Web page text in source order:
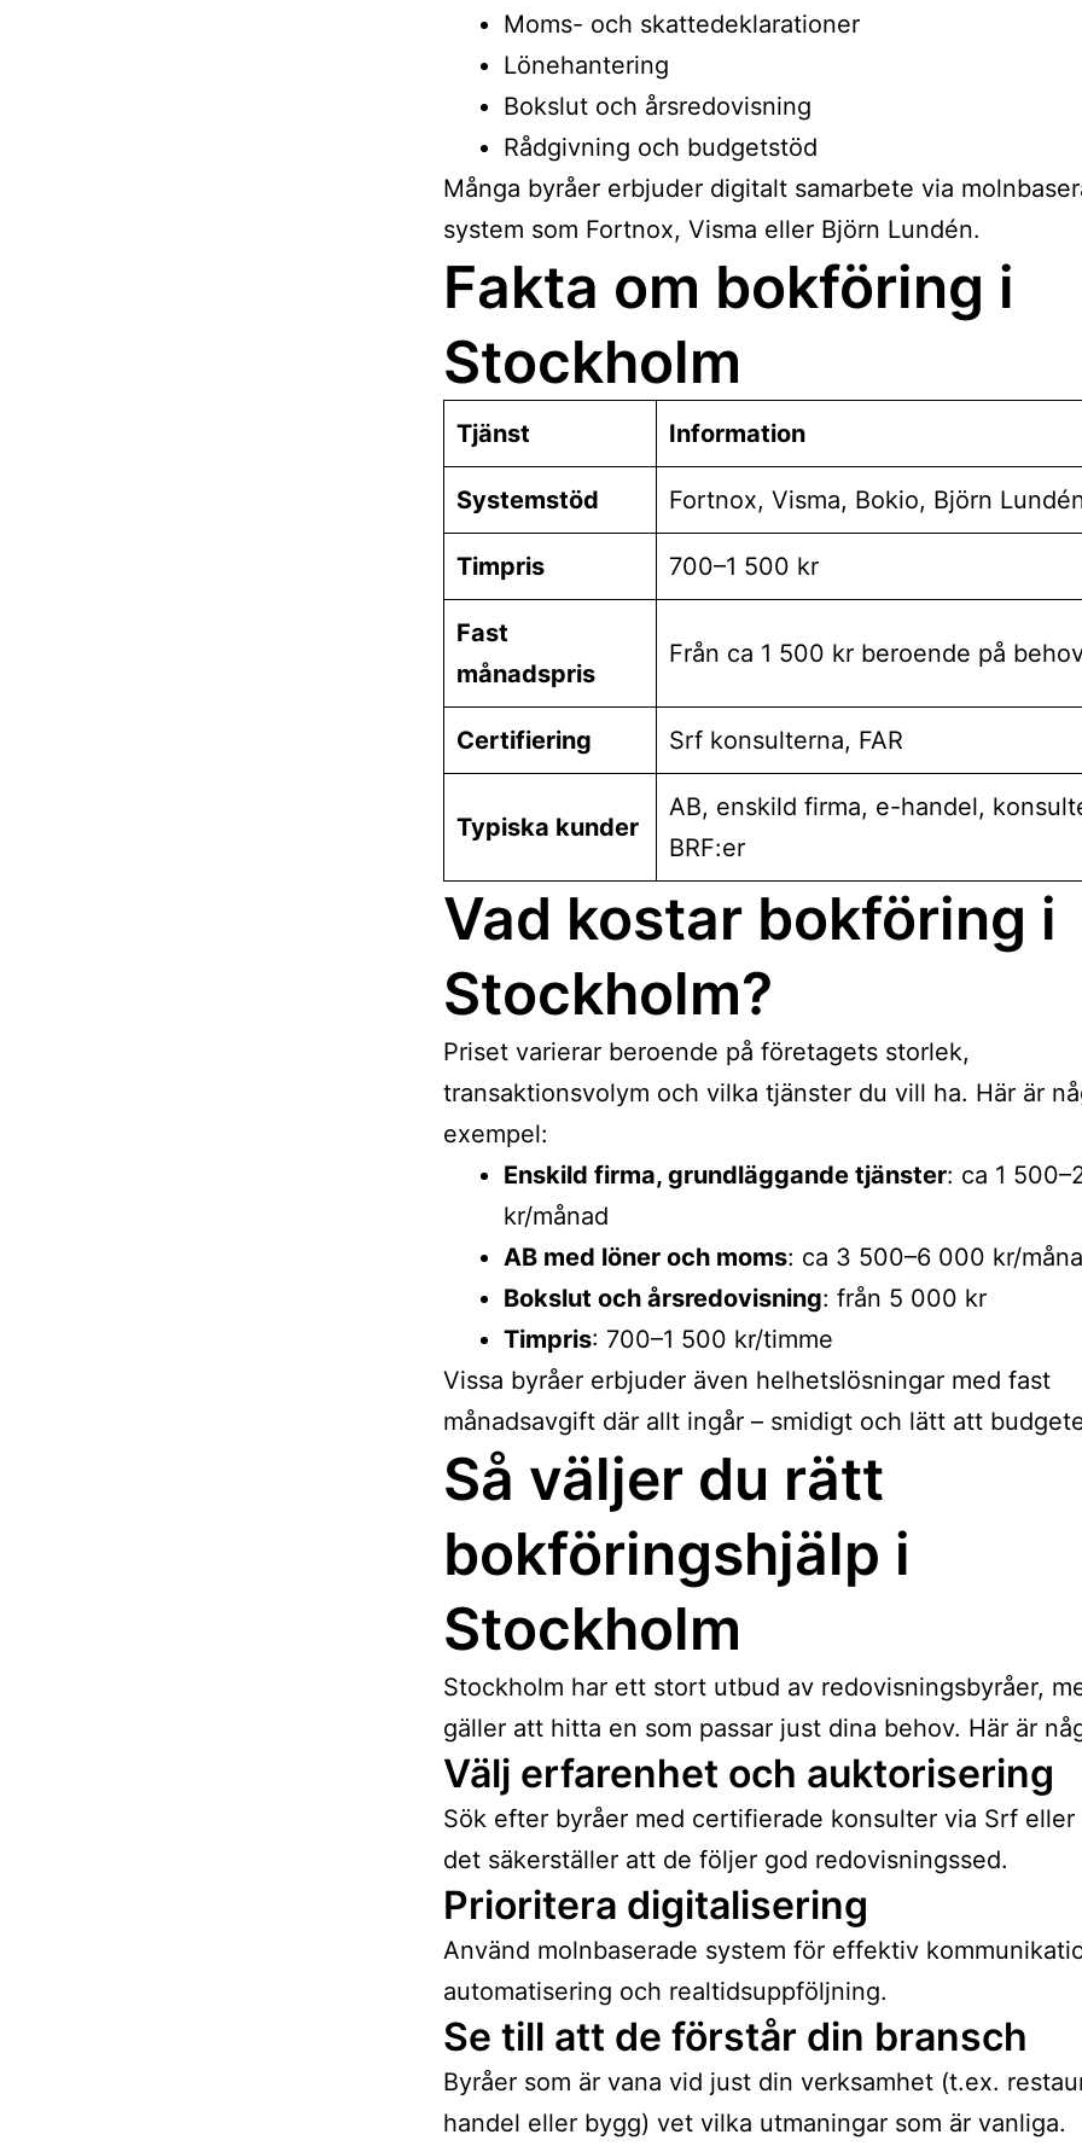
Moms- och skattedeklarationer
Lönehantering
Bokslut och årsredovisning
Rådgivning och budgetstöd
Många byråer erbjuder digitalt samarbete via
system som Fortnox, Visma eller Björn Lundén.
Fakta om bokföring i
Stockholm
Tjänst Information
Systemstöd Fortnox, Visma, Bokio, Björn
Timpris 700–1 500 kr
Fast
månadspris
Från ca 1 500 kr beroende på
Certifiering Srf konsulterna, FAR
Typiska kunder
AB, enskild firma, e-handel,
BRF:er
Vad kostar bokföring i
Stockholm?
Priset varierar beroende på företagets storlek,
transaktionsvolym och vilka tjänster du vill ha. Här är
exempel:
Enskild firma, grundläggande tjänster: ca 1
kr/månad
AB med löner och moms: ca 3 500–6 000 kr/
Bokslut och årsredovisning: från 5 000 kr
Timpris: 700–1 500 kr/timme
Vissa byråer erbjuder även helhetslösningar med fast
månadsavgift där allt ingår – smidigt och lätt att
Så väljer du rätt
bokföringshjälp i
Stockholm
Stockholm har ett stort utbud av redovisningsbyråer,
gäller att hitta en som passar just dina behov. Här är
Välj erfarenhet och auktorisering
Sök efter byråer med certifierade konsulter via Srf eller
det säkerställer att de följer god redovisningssed.
Prioritera digitalisering
Använd molnbaserade system för effektiv
automatisering och realtidsuppföljning.
Se till att de förstår din bransch
Byråer som är vana vid just din verksamhet (t.ex.
handel eller bygg) vet vilka utmaningar som är vanliga.